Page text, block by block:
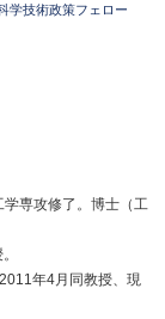
学技術政策フェロー
専攻修了。博士（工
年4月同教授、現